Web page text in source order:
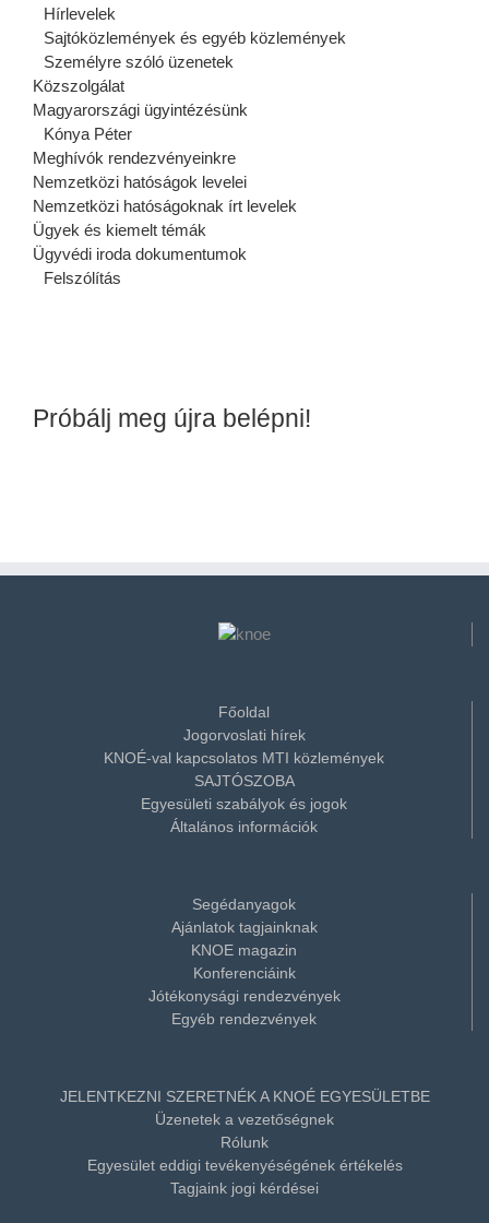
Próbálj meg újra belépni!
Hírlevelek
Sajtóközlemények és egyéb közlemények
Személyre szóló üzenetek
Közszolgálat
Magyarországi ügyintézésünk
Kónya Péter
Meghívók rendezvényeinkre
Nemzetközi hatóságok levelei
Nemzetközi hatóságoknak írt levelek
Ügyek és kiemelt témák
Ügyvédi iroda dokumentumok
Felszólítás
Főoldal
Jogorvoslati hírek
KNOÉ-val kapcsolatos MTI közlemények
SAJTÓSZOBA
Egyesületi szabályok és jogok
Általános információk
Segédanyagok
Ajánlatok tagjainknak
KNOE magazin
Konferenciáink
Jótékonysági rendezvények
Egyéb rendezvények
JELENTKEZNI SZERETNÉK A KNOÉ EGYESÜLETBE
Üzenetek a vezetőségnek
Rólunk
Egyesület eddigi tevékenyéségének értékelés
Tagjaink jogi kérdései